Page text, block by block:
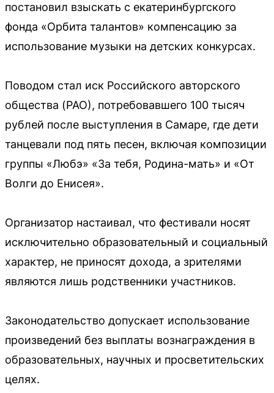
постановил взыскать с екатеринбургского
фонда «Орбита талантов» компенсацию за
использование музыки на детских конкурсах.
Поводом стал иск Российского авторского
общества (РАО), потребовавшего 100 тысяч
рублей после выступления в Самаре, где дети
танцевали под пять песен, включая композиции
группы «Любэ» «За тебя, Родина-мать» и «От
Волги до Енисея».
Организатор настаивал, что фестивали носят
исключительно образовательный и социальный
характер, не приносят дохода, а зрителями
являются лишь родственники участников.
Законодательство допускает использование
произведений без выплаты вознаграждения в
образовательных, научных и просветительских
целях.